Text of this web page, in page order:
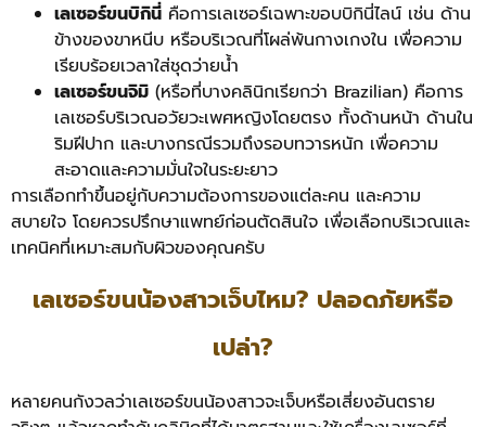
เลเซอร์ขนบิกินี่ คือการเลเซอร์เฉพาะขอบบิกินี่ไลน์ เช่น ด้าน
ข้างของขาหนีบ หรือบริเวณที่โผล่พ้นกางเกงใน เพื่อความ
เรียบร้อยเวลาใส่ชุดว่ายน้ำ
เลเซอร์ขนจิมิ (หรือที่บางคลินิกเรียกว่า Brazilian) คือการ
เลเซอร์บริเวณอวัยวะเพศหญิงโดยตรง ทั้งด้านหน้า ด้านใน
ริมฝีปาก และบางกรณีรวมถึงรอบทวารหนัก เพื่อความ
สะอาดและความมั่นใจในระยะยาว
การเลือกทำขึ้นอยู่กับความต้องการของแต่ละคน และความ
สบายใจ โดยควรปรึกษาแพทย์ก่อนตัดสินใจ เพื่อเลือกบริเวณและ
เทคนิคที่เหมาะสมกับผิวของคุณครับ
เลเซอร์ขนน้องสาวเจ็บไหม? ปลอดภัยหรือ
เปล่า?
หลายคนกังวลว่าเลเซอร์ขนน้องสาวจะเจ็บหรือเสี่ยงอันตราย